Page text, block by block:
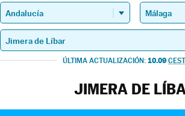
ÚLTIMA ACTUALIZACIÓN: 10.09 CEST
JIMERA DE